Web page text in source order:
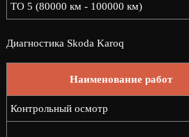
ТО 5 (80000 км - 100000 км)
Диагностика Skoda Karoq
Наименование работ
Контрольный осмотр